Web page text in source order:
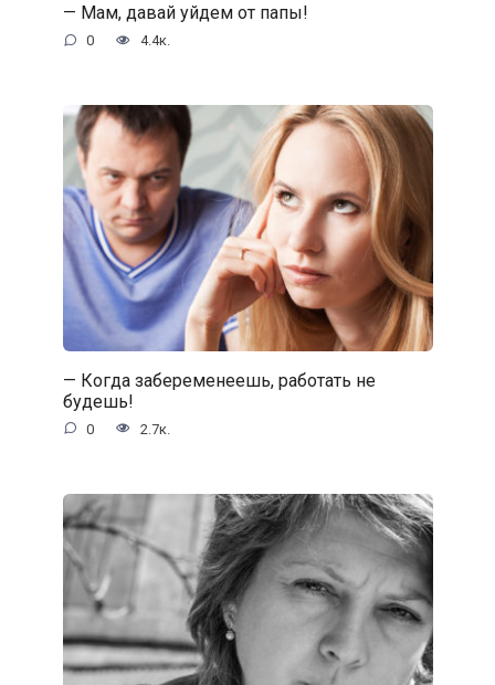
— Мам, давай уйдем от папы!
0 4.4к.
— Когда забеременеешь, работать не
будешь!
0 2.7к.